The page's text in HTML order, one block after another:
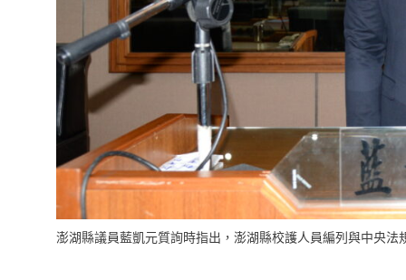
澎湖縣議員藍凱元質詢時指出，澎湖縣校護人員編列與中央法